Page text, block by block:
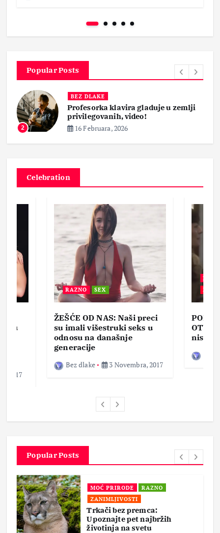
Popular Posts
2
BEZ DLAKE
Profesorka klavira gladuje u zemlji
privilegovanih, video!
16 Februara, 2026
Celebration
u
2017
RAZNO SEX
ŽEŠĆE OD NAS: Naši preci
su imali višestruki seks u
odnosu na današnje
generacije
Bez dlake 3 Novembra, 2017
BEZ
nisam
Popular Posts
MOĆ PRIRODE
RAZNO
ZANIMLJIVOSTI
Trkači bez premca:
Upoznajte pet najbržih
životinja na svetu